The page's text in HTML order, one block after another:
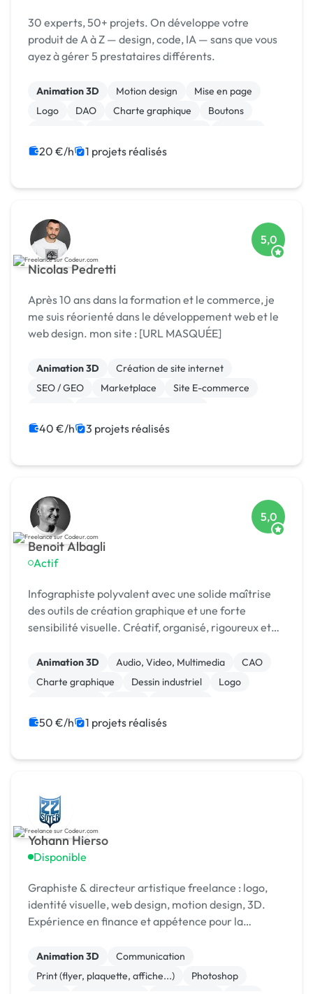
30 experts, 50+ projets. On développe votre
produit de A à Z — design, code, IA — sans que vous
ayez à gérer 5 prestataires différents.
Animation 3D Motion design
Mise en page
Logo
DAO Charte graphique
Boutons
20 €/h 1 projets réalisés
Nicolas Pedretti
5,0
Après 10 ans dans la formation et le commerce, je
me suis réorienté dans le développement web et le
web design. mon site : [URL MASQUÉE]
Animation 3D
Création de site internet
SEO / GEO
Marketplace
Site E-commerce
Experience utilisateur
Landing page
40 €/h 3 projets réalisés
Benoit Albagli
Actif
5,0
Infographiste polyvalent avec une solide maîtrise
des outils de création graphique et une forte
sensibilité visuelle. Créatif, organisé, rigoureux et
Animation 3D Audio, Video, Multimedia
CAO
Charte graphique
Dessin industriel
Logo
50 €/h 1 projets réalisés
Yohann Hierso
Disponible
Graphiste & directeur artistique freelance : logo,
identité visuelle, web design, motion design, 3D.
Expérience en finance et appétence pour la
Animation 3D
Communication
Print (flyer, plaquette, affiche...)
Photoshop